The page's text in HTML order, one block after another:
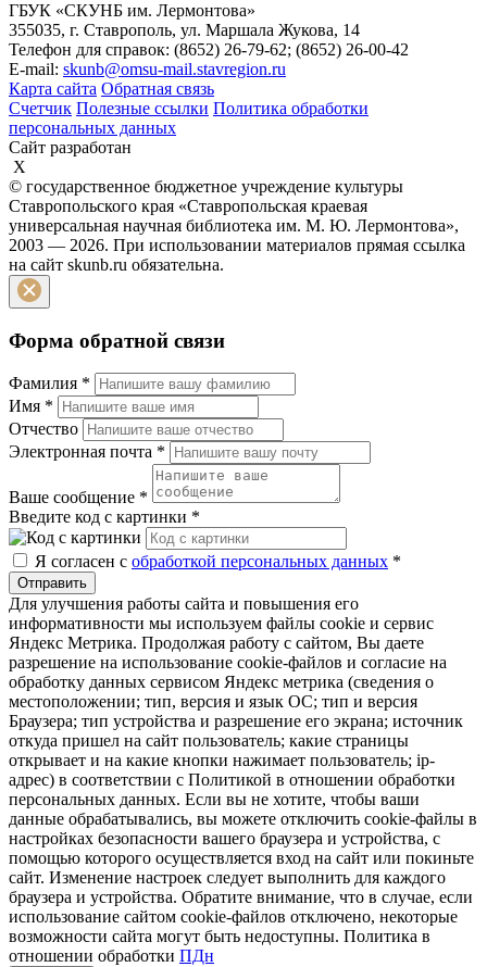
ГБУК «СКУНБ им. Лермонтова»
355035, г. Ставрополь, ул. Маршала Жукова, 14
Телефон для справок: (8652) 26-79-62; (8652) 26-00-42
E-mail: skunb@omsu-mail.stavregion.ru
Карта сайта Обратная связь
Счетчик Полезные ссылки Политика обработки
персональных данных
Сайт разработан
X
© государственное бюджетное учреждение культуры
Ставропольского края «Ставропольская краевая
универсальная научная библиотека им. М. Ю. Лермонтова»,
2003 — 2026. При использовании материалов прямая ссылка
на сайт skunb.ru обязательна.
Форма обратной связи
Фамилия *
Имя *
Отчество
Электронная почта *
Ваше сообщение *
Введите код с картинки *
Я согласен с обработкой персональных данных *
Отправить
Для улучшения работы сайта и повышения его
информативности мы используем файлы cookie и сервис
Яндекс Метрика. Продолжая работу с сайтом, Вы даете
разрешение на использование cookie-файлов и согласие на
обработку данных сервисом Яндекс метрика (сведения о
местоположении; тип, версия и язык ОС; тип и версия
Браузера; тип устройства и разрешение его экрана; источник
откуда пришел на сайт пользователь; какие страницы
открывает и на какие кнопки нажимает пользователь; ip-
адрес) в соответствии с Политикой в отношении обработки
персональных данных. Если вы не хотите, чтобы ваши
данные обрабатывались, вы можете отключить cookie-файлы в
настройках безопасности вашего браузера и устройства, с
помощью которого осуществляется вход на сайт или покиньте
сайт. Изменение настроек следует выполнить для каждого
браузера и устройства. Обратите внимание, что в случае, если
использование сайтом cookie-файлов отключено, некоторые
возможности сайта могут быть недоступны. Политика в
отношении обработки ПДн